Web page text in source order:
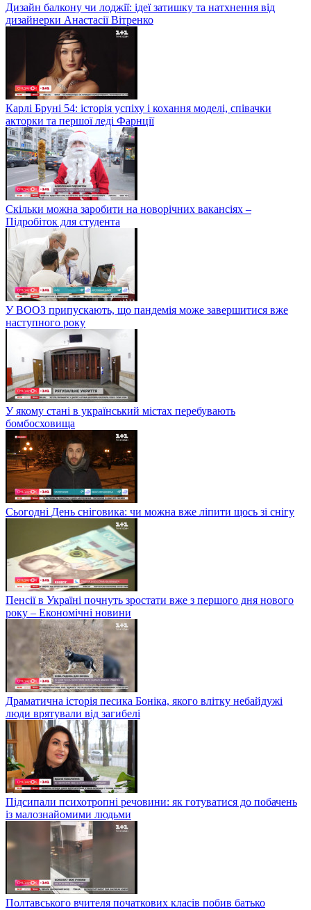
Дизайн балкону чи лоджії: ідеї затишку та натхнення від
дизайнерки Анастасії Вітренко
Карлі Бруні 54: історія успіху і кохання моделі, співачки
акторки та першої леді Фарнції
Скільки можна заробити на новорічних вакансіях –
Підробіток для студента
У ВООЗ припускають, що пандемія може завершитися вже
наступного року
У якому стані в український містах перебувають
бомбосховища
Сьогодні День сніговика: чи можна вже ліпити щось зі снігу
Пенсії в Україні почнуть зростати вже з першого дня нового
року – Економічні новини
Драматична історія песика Боніка, якого влітку небайдужі
люди врятували від загибелі
Підсипали психотропні речовини: як готуватися до побачень
із малознайомими людьми
Полтавського вчителя початкових класів побив батько